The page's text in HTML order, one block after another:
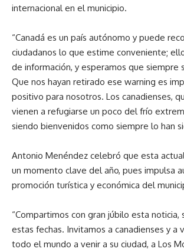
internacional en el municipio.
“Canadá es un país autónomo y puede
ciudadanos lo que estime conveniente;
de información, y esperamos que siempre
Que nos hayan retirado ese warning es
positivo para nosotros. Los canadienses,
vienen a refugiarse un poco del frío
siendo bienvenidos como siempre lo han
Antonio Menéndez celebró que esta
un momento clave del año, pues impulsa
promoción turística y económica del
“Compartimos con gran júbilo esta
estas fechas. Invitamos a canadienses y a
todo el mundo a venir a su ciudad, a Los